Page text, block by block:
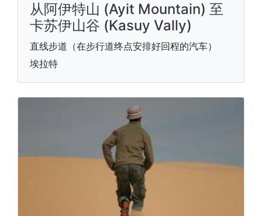
从阿伊特山 (Ayit Mountain) 至
卡苏伊山谷 (Kasuy Vally)
直线步道（在步行道终点安排好回程的汽车）
埃拉特